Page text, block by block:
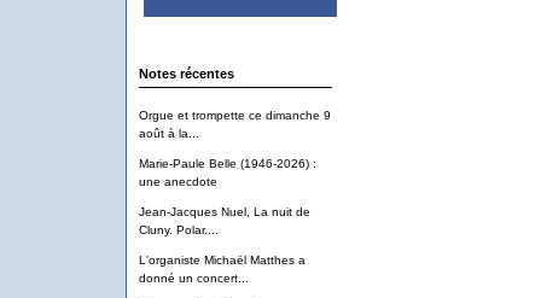
Notes récentes
Orgue et trompette ce dimanche 9
août à la...
Marie-Paule Belle (1946-2026) :
une anecdote
Jean-Jacques Nuel, La nuit de
Cluny. Polar....
L'organiste Michaël Matthes a
donné un concert...